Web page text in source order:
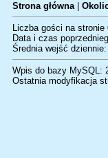
Strona główna|
Liczba gości na stronie
Data i czas
Średnia wejść dziennie:
Wpis do bazy MySQL:
Ostatnia modyfikacja